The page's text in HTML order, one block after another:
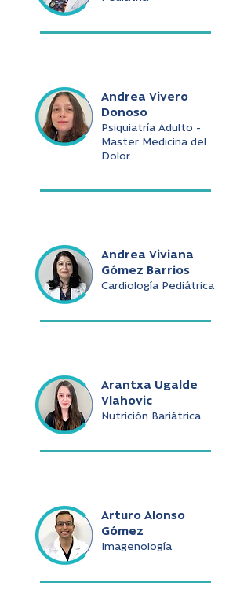
Andrea Vivero
Donoso
Psiquiatría Adulto -
Master Medicina del
Dolor
Andrea Viviana
Gómez Barrios
Cardiología Pediátrica
Arantxa Ugalde
Vlahovic
Nutrición Bariátrica
Arturo Alonso
Gómez
Imagenología